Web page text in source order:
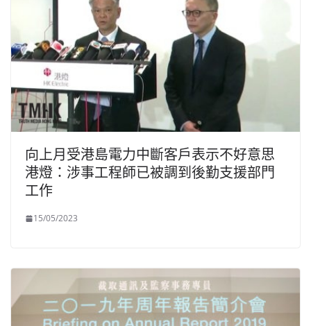
向上月受港島電力中斷客戶表示不好意思
港燈：涉事工程師已被調到後勤支援部門
工作
15/05/2023